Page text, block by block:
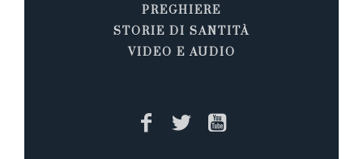
PREGHIERE
STORIE DI SANTITÀ
VIDEO E AUDIO